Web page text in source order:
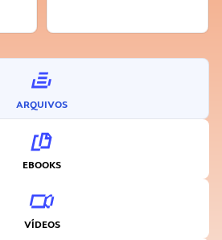
ARQUIVOS
EBOOKS
VÍDEOS